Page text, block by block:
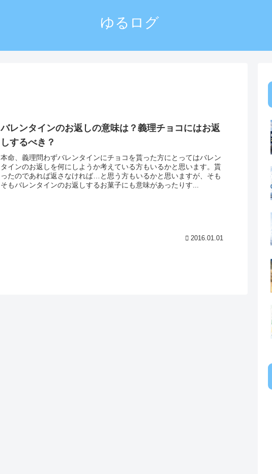
ゆるログ
バレンタインのお返しの意味は？義理チョコにはお返
しするべき？
本命、義理問わずバレンタインにチョコを貰った方にとってはバレン
タインのお返しを何にしようか考えている方もいるかと思います。貰
ったのであれば返さなければ…と思う方もいるかと思いますが、そも
そもバレンタインのお返しするお菓子にも意味があったりす...
2016.01.01